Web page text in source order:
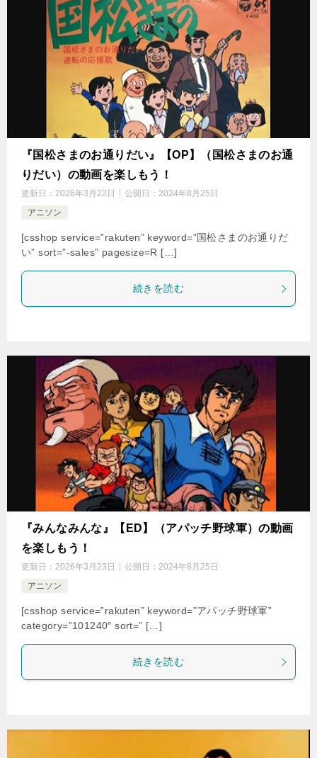
『国松さまのお通りだい』【OP】（国松さまのお通
りだい）の動画を楽しもう！
更新日： 2026年3月22日 公開日： 2024年8月25日
アニソン
[csshop service=”rakuten” keyword=”国松さまのお通りだ
い” sort=”-sales” pagesize=R […]
続きを読む
『みんなみんな』【ED】（アパッチ野球軍）の動画
を楽しもう！
更新日： 2026年3月23日 公開日： 2024年8月25日
アニソン
[csshop service=”rakuten” keyword=”アパッチ野球軍”
category=”101240″ sort=” […]
続きを読む